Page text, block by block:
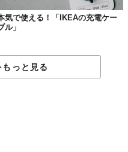
気で使える！「IKEAの充電ケー
ル」
っと見る